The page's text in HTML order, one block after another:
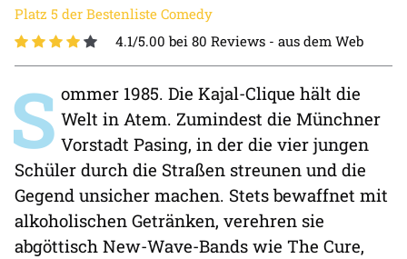
Platz 5 der Bestenliste Comedy
4.1/5.00 bei 80 Reviews - aus dem Web
S ommer 1985. Die Kajal-Clique hält die
Welt in Atem. Zumindest die Münchner
Vorstadt Pasing, in der die vier jungen
Schüler durch die Straßen streunen und die
Gegend unsicher machen. Stets bewaffnet mit
alkoholischen Getränken, verehren sie
abgöttisch New-Wave-Bands wie The Cure,